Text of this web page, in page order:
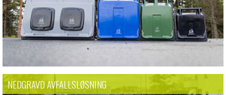
NEDGRAVD AVFALLSLØSNING